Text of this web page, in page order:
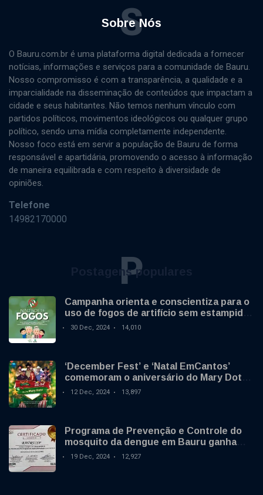
Sobre Nós
S
O Bauru.com.br é uma plataforma digital dedicada a fornecer
notícias, informações e serviços para a comunidade de Bauru.
Nosso compromisso é com a transparência, a qualidade e a
imparcialidade na disseminação de conteúdos que impactam a
cidade e seus habitantes. Não temos nenhum vínculo com
partidos políticos, movimentos ideológicos ou qualquer grupo
político, sendo uma mídia completamente independente.
Nosso foco está em servir a população de Bauru de forma
responsável e apartidária, promovendo o acesso à informação
de maneira equilibrada e com respeito à diversidade de
opiniões.
Telefone
14982170000
Postagens populares
P
Campanha orienta e conscientiza para o
uso de fogos de artifício sem estampido
no final de ano
30 Dec, 2024 14,010
‘December Fest’ e ‘Natal EmCantos’
comemoram o aniversário do Mary Dota
neste sábado
12 Dec, 2024 13,897
Programa de Prevenção e Controle do
mosquito da dengue em Bauru ganha
destaque nacional
19 Dec, 2024 12,927